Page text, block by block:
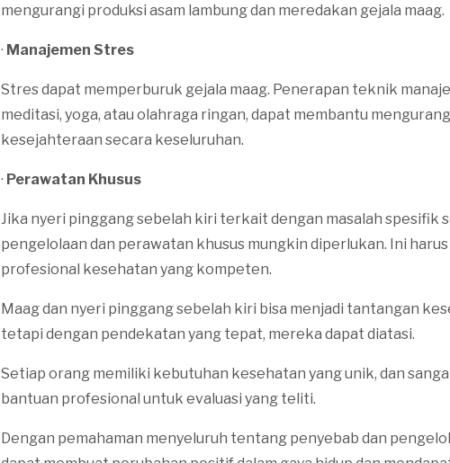
mengurangi produksi asam lambung dan meredakan gejala maag.
· Manajemen Stres
Stres dapat memperburuk gejala maag. Penerapan teknik
meditasi, yoga, atau olahraga ringan, dapat membantu
kesejahteraan secara keseluruhan.
· Perawatan Khusus
Jika nyeri pinggang sebelah kiri terkait dengan masalah spesifik
pengelolaan dan perawatan khusus mungkin diperlukan. Ini
profesional kesehatan yang kompeten.
Maag dan nyeri pinggang sebelah kiri bisa menjadi tantangan
tetapi dengan pendekatan yang tepat, mereka dapat diatasi.
Setiap orang memiliki kebutuhan kesehatan yang unik, dan
bantuan profesional untuk evaluasi yang teliti.
Dengan pemahaman menyeluruh tentang penyebab dan